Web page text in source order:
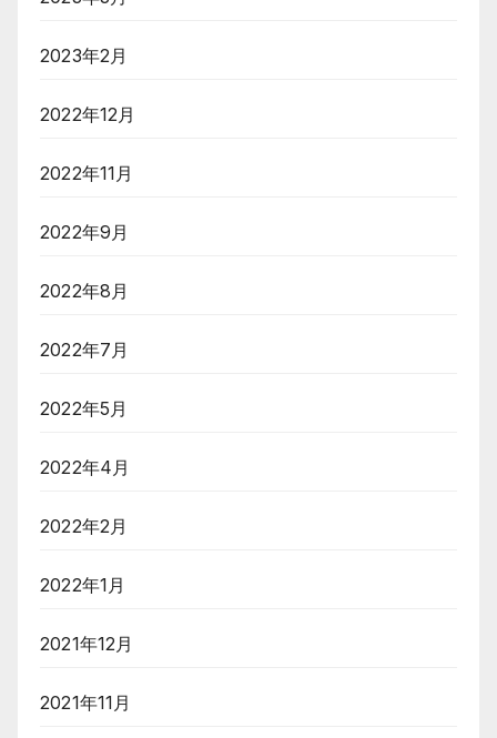
2023年2月
2022年12月
2022年11月
2022年9月
2022年8月
2022年7月
2022年5月
2022年4月
2022年2月
2022年1月
2021年12月
2021年11月